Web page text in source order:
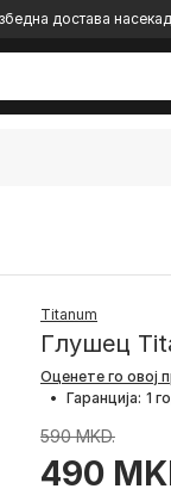
достава
Titanum
Глушец
Оценете го овој
• Гаранција: 1
590 MKD.
490